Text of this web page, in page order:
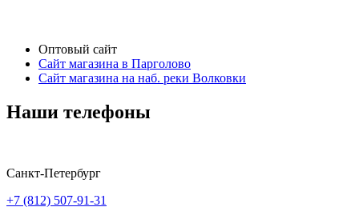
Оптовый сайт
Сайт магазина в Парголово
Сайт магазина на наб. реки Волковки
Наши телефоны
Санкт-Петербург
+7 (812) 507-91-31